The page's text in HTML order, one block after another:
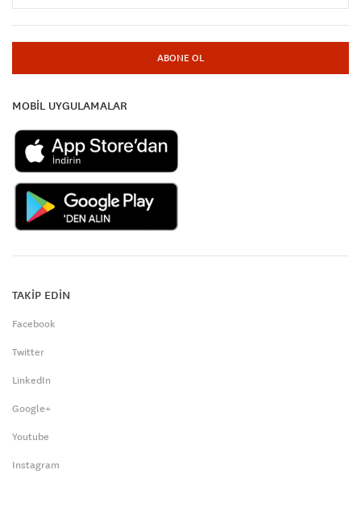
ABONE OL
MOBİL UYGULAMALAR
TAKİP EDİN
Facebook
Twitter
LinkedIn
Google+
Youtube
Instagram